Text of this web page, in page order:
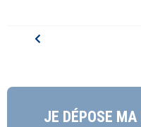
JE DÉPOSE